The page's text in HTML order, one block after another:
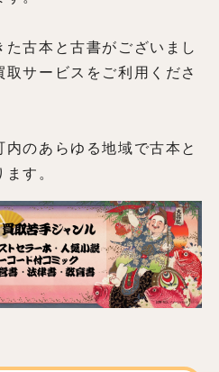
古本と古書がございまし
サービスをご利用くださ
のあらゆる地域で古本と
す。